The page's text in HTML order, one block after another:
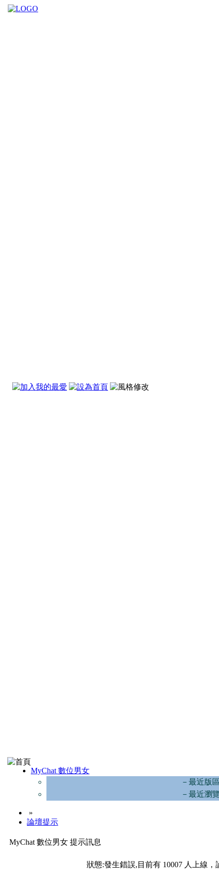
MyChat 數位男女
－最近版
－最近瀏
»
論壇提示
MyChat 數位男女 提示訊息
狀態:發生錯誤,目前有 10007 人上線